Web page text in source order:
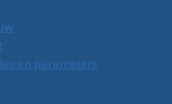
en parameters